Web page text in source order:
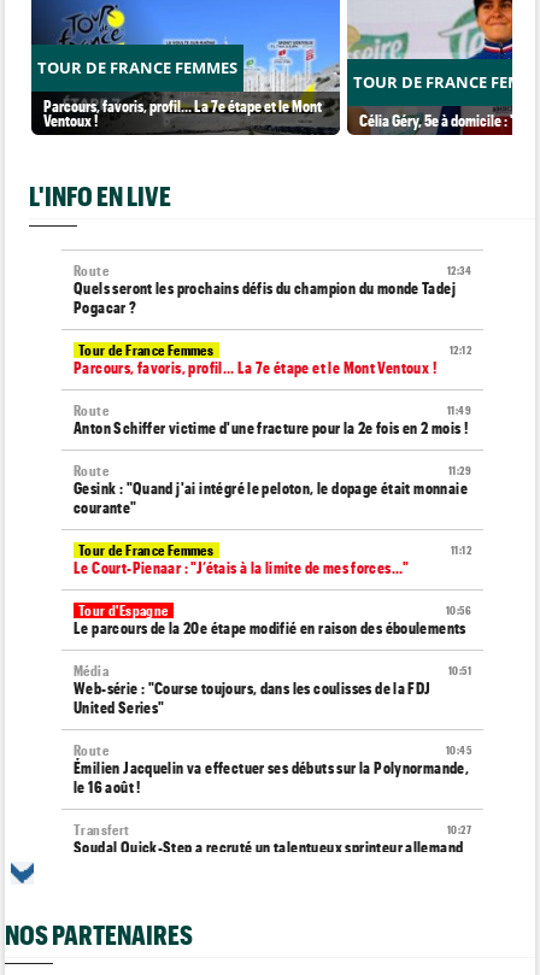
TOUR DE FRANCE FEMMES
Parcours, favoris, profil… La 7e étape et le Mont
Ventoux !
TOUR DE FRANCE
Célia Géry, 5e à domicile :
L'INFO EN LIVE
12:34
Route
Quels seront les prochains défis du champion du monde Tadej
Pogacar ?
12:12
Tour de France Femmes
Parcours, favoris, profil… La 7e étape et le Mont Ventoux !
11:49
Route
Anton Schiffer victime d'une fracture pour la 2e fois en 2 mois !
11:29
Route
Gesink : "Quand j'ai intégré le peloton, le dopage était monnaie
courante"
11:12
Tour de France Femmes
Le Court-Pienaar : "J’étais à la limite de mes forces..."
10:56
Tour d'Espagne
Le parcours de la 20e étape modifié en raison des éboulements
10:51
Média
Web-série : "Course toujours, dans les coulisses de la FDJ
United Series"
10:45
Route
Émilien Jacquelin va effectuer ses débuts sur la Polynormande,
le 16 août !
10:27
Transfert
Soudal Quick-Step a recruté un talentueux sprinteur allemand
Célia Géry, 5e à domicile : "J'ai tout donné..."
NOS PARTENAIRES